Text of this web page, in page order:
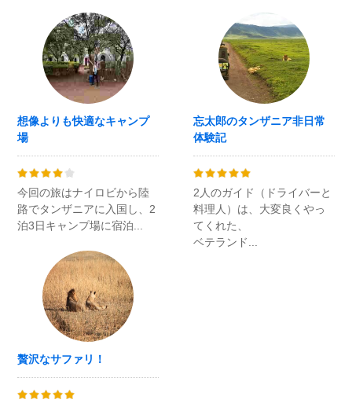
想像よりも快適なキャンプ
場
今回の旅はナイロビから陸
路でタンザニアに入国し、2
泊3日キャンプ場に宿泊...
忘太郎のタンザニア非日常
体験記
2人のガイド（ドライバーと
料理人）は、大変良くやっ
てくれた、
ベテランド...
贅沢なサファリ！